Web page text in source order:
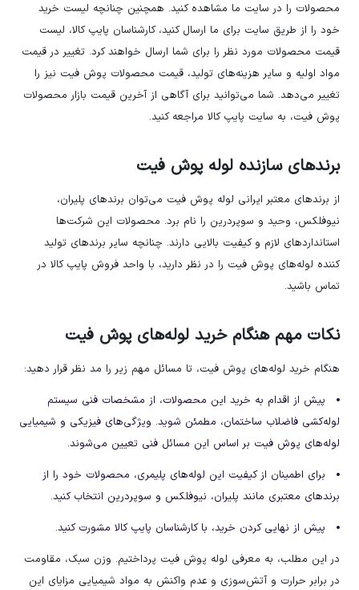
محصولات را در سایت ما مشاهده کنید. همچنین چنانچه لیست خرید
خود را از طریق سایت برای ما ارسال کنید، کارشناسان پایپ کالا، لیست
قیمت محصولات مورد نظر را برای شما ارسال خواهند کرد. تغییر در قیمت
مواد اولیه و سایر هزینه‌های تولید، قیمت محصولات پوش فیت نیز را
تغییر می‌دهد. شما می‌توانید برای آگاهی از آخرین قیمت بازار محصولات
پوش فیت، به سایت پایپ کالا مراجعه کنید.
برندهای سازنده لوله پوش فیت
از برندهای معتبر ایرانی لوله پوش فیت می‌توان برندهای پلیران،
نیوفلکس، وحید و سوپردرین را نام برد. محصولات این شرکت‌ها
استانداردهای لازم و کیفیت بالایی دارند. چنانچه سایر برندهای تولید
کننده لوله‌های پوش فیت را در نظر دارید، با واحد فروش پایپ کالا در
تماس باشید.
نکات مهم هنگام خرید لوله‌های پوش فیت
هنگام خرید لوله‌های پوش فیت، تا مسائل مهم زیر را مد نظر قرار دهید:
پیش از اقدام به خرید این محصولات، از مشخصات فنی سیستم
لوله‌کشی فاضلاب ساختمان، مطمئن شوید. ویژگی‌های فیزیکی و شیمیایی
لوله‌های پوش فیت بر اساس این مسائل فنی تعیین می‌شوند.
برای اطمینان از کیفیت این لوله‌های پلیمری، محصولات خود را از
برندهای معتبری مانند پلیران، نیوفلکس و سوپردرین انتخاب کنید.
پیش از نهایی کردن خرید، با کارشناسان پایپ کالا مشورت کنید.
در این مطلب، به معرفی لوله پوش فیت پرداختیم. وزن سبک، مقاومت
در برابر حرارت و آتش‌سوزی و عدم واکنش به مواد شیمیایی مزایای این